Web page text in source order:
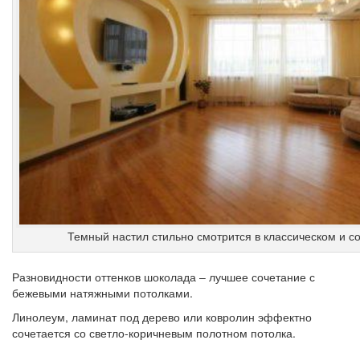
Темный настил стильно смотрится в классическом и
Разновидности оттенков шоколада – лучшее сочетание с
бежевыми натяжными потолками.
Линолеум, ламинат под дерево или ковролин эффектно
сочетается со светло-коричневым полотном потолка.